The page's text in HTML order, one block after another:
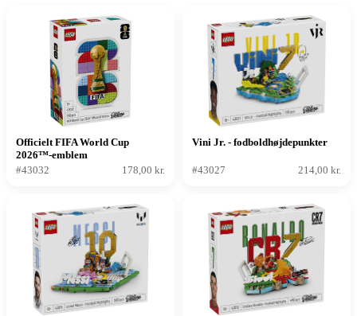
Officielt FIFA World Cup
2026™-emblem
#43032
178,00 kr.
Vini Jr. - fodboldhøjdepunkter
#43027 214,00 kr.